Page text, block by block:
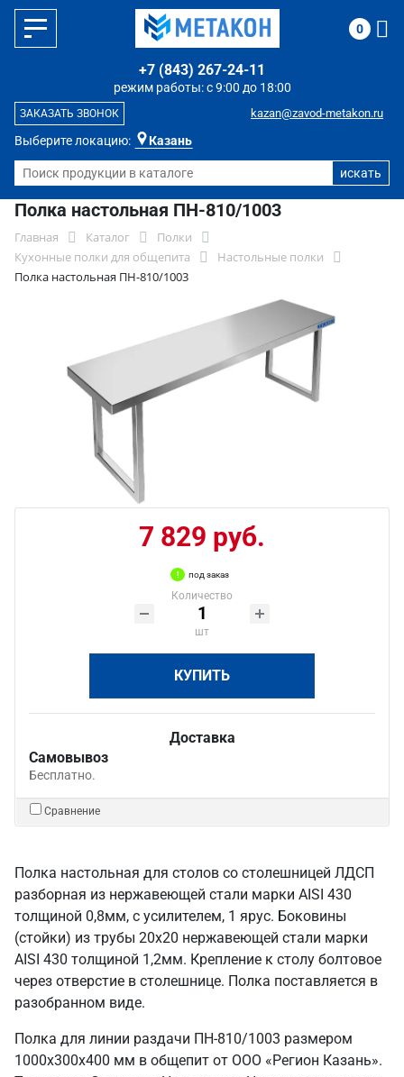
Выберите локацию: Казань
режим работы: с 9:00 до 18:00
+7 (843) 267-24-11
kazan@zavod-metakon.ru
ЗАКАЗАТЬ ЗВОНОК
0
Полка настольная ПН-810/1003
Главная Каталог
Полки
Кухонные полки для общепита
Настольные полки
Полка настольная ПН-810/1003
7 829 руб.
под заказ
Количество
шт
КУПИТЬ
Доставка
Самовывоз
Бесплатно.
Сравнение
Полка настольная для столов со столешницей ЛДСП
разборная из нержавеющей стали марки AISI 430
толщиной 0,8мм, с усилителем, 1 ярус. Боковины
(стойки) из трубы 20х20 нержавеющей стали марки
AISI 430 толщиной 1,2мм. Крепление к столу болтовое
через отверстие в столешнице. Полка поставляется в
разобранном виде.
Полка для линии раздачи ПН-810/1003 размером
1000х300х400 мм в общепит от ООО «Регион Казань».